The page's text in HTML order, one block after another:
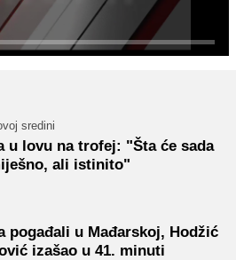
sredini
u lovu na trofej: "Šta će sada
ali istinito"
pogađali u Mađarskoj, Hodžić
izašao u 41. minuti